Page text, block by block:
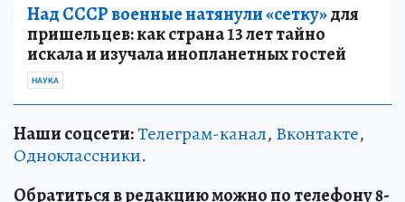
Над СССР военные натянули «сетку»для
пришельцев: как страна 13 лет тайно
искала и изучала инопланетных гостей
НАУКА
Наши соцсети:Телеграм-канал, Вконтакте,
Одноклассники.
Обратиться в редакцию можно по телефону 8-